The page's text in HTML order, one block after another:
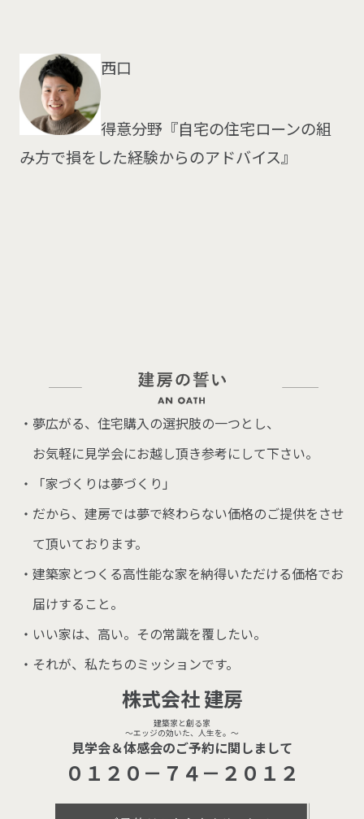
西口
得意分野『自宅の住宅ローンの組
み方で損をした経験からのアドバイス』
夢広がる、住宅購入の選択肢の一つとし、
お気軽に見学会にお越し頂き参考にして下さい。
「家づくりは夢づくり」
だから、建房では夢で終わらない価格のご提供をさせ
て頂いております。
建築家とつくる高性能な家を納得いただける価格でお
届けすること。
いい家は、高い。その常識を覆したい。
それが、私たちのミッションです。
株式会社 建房
建築家と創る家
～エッジの効いた、人生を。～
見学会＆体感会のご予約に関しまして
０１２０－７４－２０１２